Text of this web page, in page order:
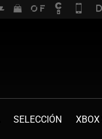
SELECCIÓN XBOX